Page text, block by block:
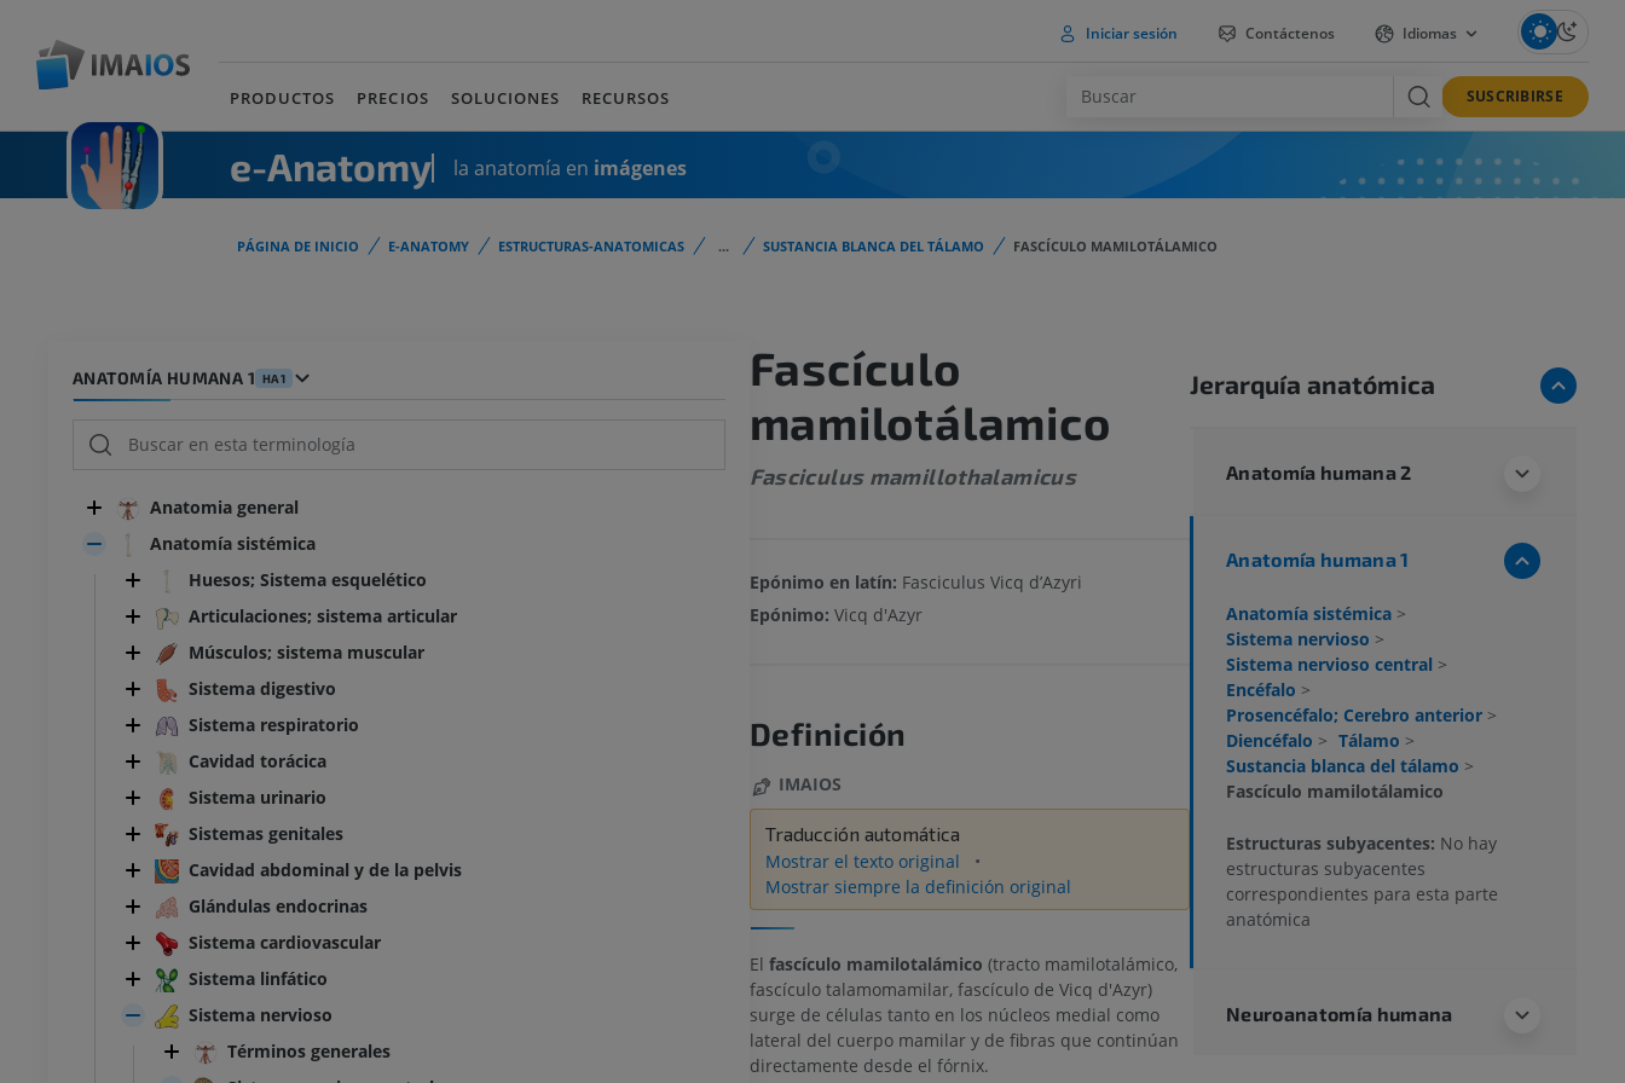
Iniciar sesión Contáctenos Idiomas
PRODUCTOS PRECIOS SOLUCIONES RECURSOS SUSCRIBIRSE
e-Anatomy la anatomía en imágenes
PÁGINA DE INICIO E-ANATOMY ESTRUCTURAS-ANATOMICAS ... SUSTANCIA BLANCA DEL TÁLAMO FASCÍCULO MAMILOTÁLAMICO
ANATOMÍA HUMANA 1 HA1
Anatomia general
Anatomía sistémica
Huesos; Sistema esquelético
Articulaciones; sistema articular
Músculos; sistema muscular
Sistema digestivo
Sistema respiratorio
Cavidad torácica
Sistema urinario
Sistemas genitales
Cavidad abdominal y de la pelvis
Glándulas endocrinas
Sistema cardiovascular
Sistema linfático
Sistema nervioso
Términos generales
Fascículo
mamilotálamico
Fasciculus mamillothalamicus
Epónimo en latín: Fasciculus Vicq d’Azyri
Epónimo: Vicq d'Azyr
Definición
IMAIOS
Traducción automática
Mostrar el texto original
Mostrar siempre la definición original
El fascículo mamilotalámico (tracto mamilotalámico,
fascículo talamomamilar, fascículo de Vicq d'Azyr)
surge de células tanto en los núcleos medial como
lateral del cuerpo mamilar y de fibras que continúan
directamente desde el fórnix.
Jerarquía anatómica
Anatomía humana 2
Anatomía humana 1
Anatomía sistémica >
Sistema nervioso >
Sistema nervioso central >
Encéfalo >
Prosencéfalo; Cerebro anterior >
Diencéfalo > Tálamo >
Sustancia blanca del tálamo >
Fascículo mamilotálamico
Estructuras subyacentes: No hay
estructuras subyacentes
correspondientes para esta parte
anatómica
Neuroanatomía humana